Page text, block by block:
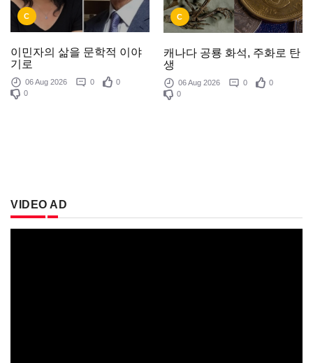
C
이민자의 삶을 문학적 이야
기로
06 Aug 2026 0
0
0
C
캐나다 공룡 화석, 주화로 탄
생
06 Aug 2026 0
0
0
VIDEO AD